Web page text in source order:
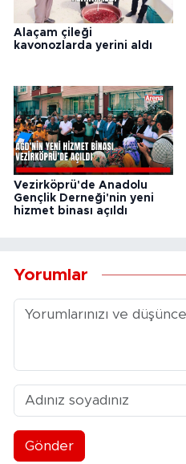
Alaçam çileği
kavonozlarda yerini aldı
Vezirköprü'de Anadolu
Gençlik Derneği'nin yeni
hizmet binası açıldı
Yorumlar
Gönder